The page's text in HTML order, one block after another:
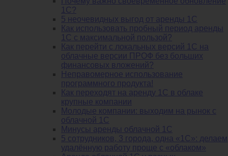
1С?
5 неочевидных выгод от аренды 1С
Как использовать пробный период аренды
1С с максимальной пользой?
Как перейти с локальных версий 1С на
облачные версии ПРОФ без больших
финансовых вложений?
Неправомерное использование
программного продукта!
Как переходят на аренду 1С в облаке
крупные компании
Молодые компании: выходим на рынок с
облачной 1С
Минусы аренды облачной 1С
5 сотрудников, 3 города, одна «1С»: делаем
удалённую работу проще с «облаком»